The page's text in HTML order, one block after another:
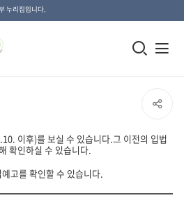
누리집입니다.
모
색
이후)를 보실 수 있습니다.그 이전의 입법
확인하실 수 있습니다.
SNS
공
열
고를 확인할 수 있습니다.